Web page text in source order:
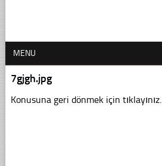
MENU
7gjgh.jpg
Konusuna geri dönmek için tıklayınız.